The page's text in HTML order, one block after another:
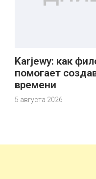
Karjewy: как
помогает
времени
5 августа 2026